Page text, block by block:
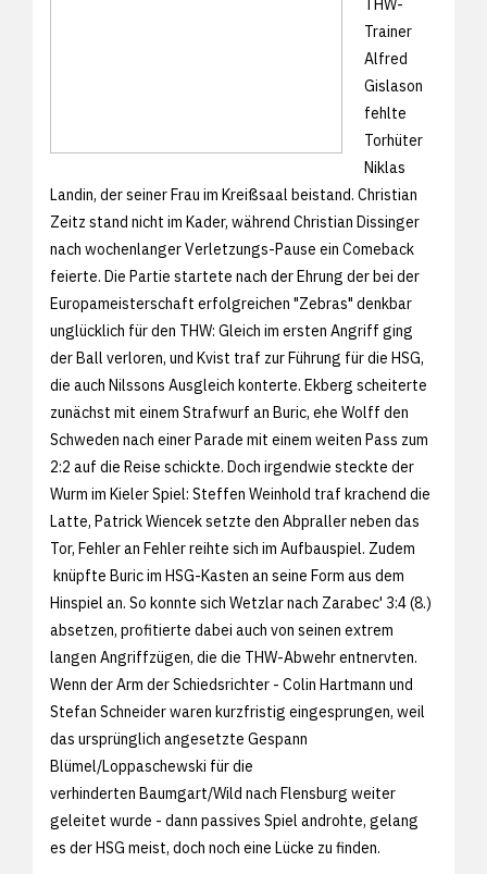
THW-
Trainer
Alfred
Gislason
fehlte
Torhüter
Niklas
Landin, der seiner Frau im Kreißsaal beistand. Christian
Zeitz stand nicht im Kader, während Christian Dissinger
nach wochenlanger Verletzungs-Pause ein Comeback
feierte. Die Partie startete nach der Ehrung der bei der
Europameisterschaft erfolgreichen "Zebras" denkbar
unglücklich für den THW: Gleich im ersten Angriff ging
der Ball verloren, und Kvist traf zur Führung für die HSG,
die auch Nilssons Ausgleich konterte. Ekberg scheiterte
zunächst mit einem Strafwurf an Buric, ehe Wolff den
Schweden nach einer Parade mit einem weiten Pass zum
2:2 auf die Reise schickte. Doch irgendwie steckte der
Wurm im Kieler Spiel: Steffen Weinhold traf krachend die
Latte, Patrick Wiencek setzte den Abpraller neben das
Tor, Fehler an Fehler reihte sich im Aufbauspiel. Zudem
knüpfte Buric im HSG-Kasten an seine Form aus dem
Hinspiel an. So konnte sich Wetzlar nach Zarabec' 3:4 (8.)
absetzen, profitierte dabei auch von seinen extrem
langen Angriffzügen, die die THW-Abwehr entnervten.
Wenn der Arm der Schiedsrichter - Colin Hartmann und
Stefan Schneider waren kurzfristig eingesprungen, weil
das ursprünglich angesetzte Gespann
Blümel/Loppaschewski für die
verhinderten Baumgart/Wild nach Flensburg weiter
geleitet wurde - dann passives Spiel androhte, gelang
es der HSG meist, doch noch eine Lücke zu finden.